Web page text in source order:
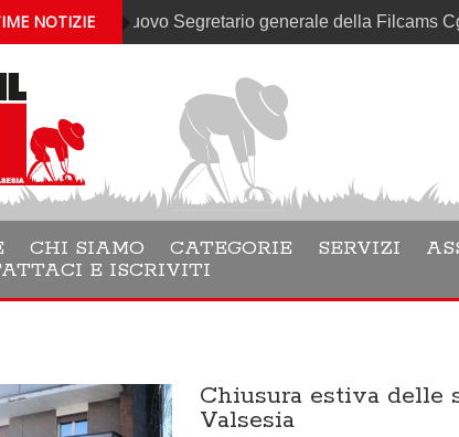
NOTIZIE
è il nuovo Segretario generale della Filcams Cgil
CHI SIAMO CATEGORIE SERVIZI
E ISCRIVITI
Chiusura estiva delle
Valsesia